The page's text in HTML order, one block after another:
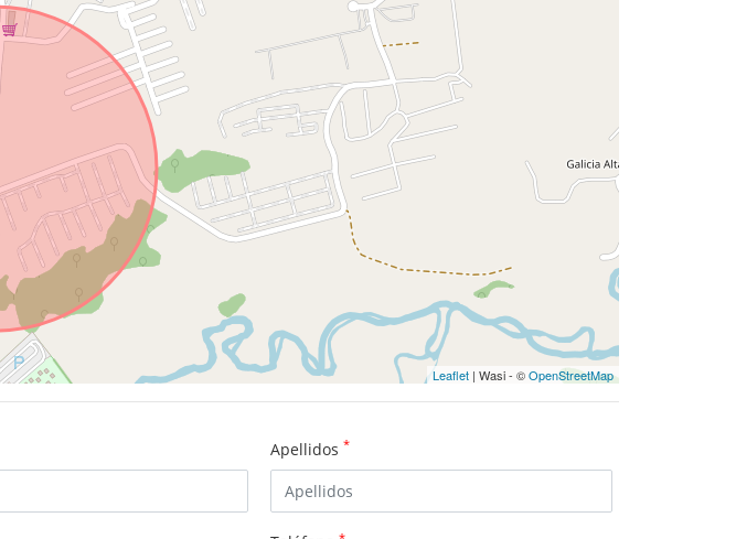
Leaflet | Wasi - ©OpenStreetMap
Apellidos *